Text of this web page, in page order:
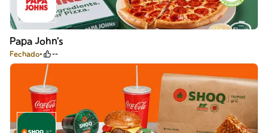
Papa John's
Fechado --